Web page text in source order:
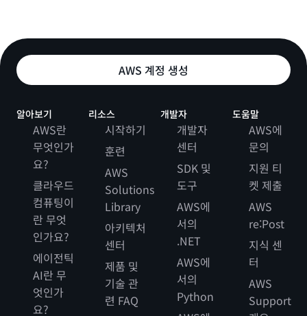
AWS 계정 생성
알아보기
AWS란
무엇인가
요?
클라우드
컴퓨팅이
란 무엇
인가요?
에이전틱
AI란 무
엇인가
요?
리소스
시작하기
훈련
AWS
Solutions
Library
아키텍처
센터
제품 및
기술 관
련 FAQ
개발자
개발자
센터
SDK 및
도구
AWS에
서의
.NET
AWS에
서의
Python
도움말
AWS에
문의
지원 티
켓 제출
AWS
re:Post
지식 센
터
AWS
Support